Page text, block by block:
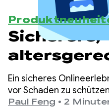
Sicherere,
bei Google
Ein sicheres
vor Schaden zu
höchste Priorität.
Paul Feng • 2